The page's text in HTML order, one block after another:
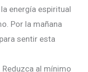
energía espiritual
Por la mañana
sentir esta
al mínimo